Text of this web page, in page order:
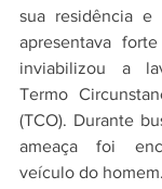
sua residência e
apresentava
inviabilizou a
Termo
(TCO). Durante
ameaça foi
veículo do homem.